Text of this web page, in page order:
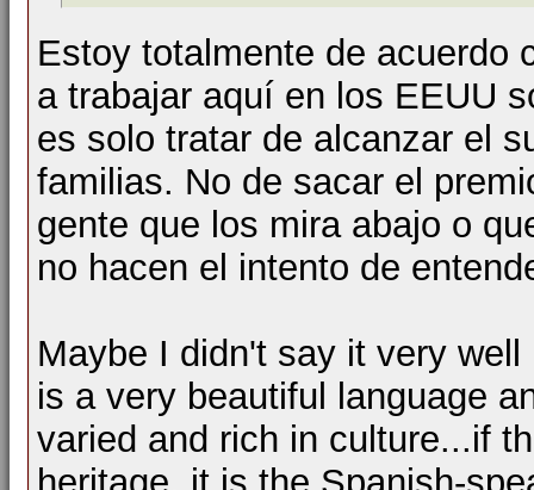
Estoy totalmente de acuerdo
a trabajar aquí en los EEUU
es solo tratar de alcanzar el
familias. No de sacar el
gente que los mira abajo o
no hacen el intento de
Maybe I didn't say it very
is a very beautiful language
varied and rich in culture...if